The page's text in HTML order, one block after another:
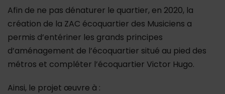
Afin de ne pas dénaturer le quartier, en 2020, la
création de la ZAC écoquartier des Musiciens a
permis d’entériner les grands principes
d’aménagement de l’écoquartier situé au pied des
métros et compléter l’écoquartier Victor Hugo.
Ainsi, le projet œuvre à :